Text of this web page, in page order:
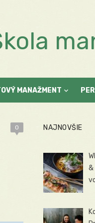
MANAŽMENT
0 NAJNOVŠIE
&